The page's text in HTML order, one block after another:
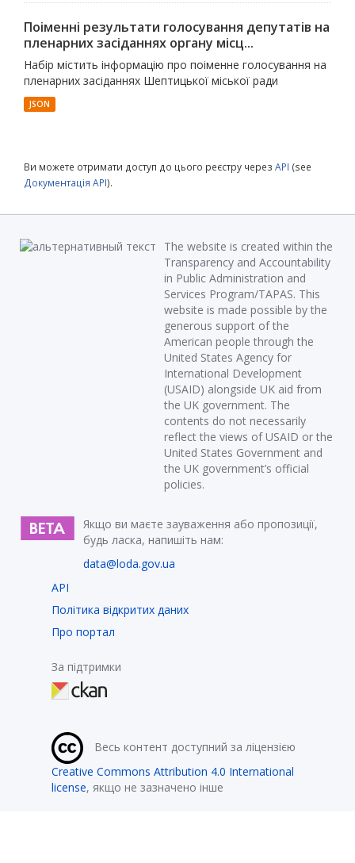
Поіменні результати голосування депутатів на
пленарних засіданнях органу місц...
Набір містить інформацію про поіменне голосування на
пленарних засіданнях Шептицької міської ради
JSON
Ви можете отримати доступ до цього реєстру через API (see
Документація API).
The website is created within the
Transparency and Accountability
in Public Administration and
Services Program/TAPAS. This
website is made possible by the
generous support of the
American people through the
United States Agency for
International Development
(USAID) alongside UK aid from
the UK government. The
contents do not necessarily
reflect the views of USAID or the
United States Government and
the UK government’s official
policies.
Якщо ви маєте зауваження або пропозиції,
будь ласка, напишіть нам:
data@loda.gov.ua
API
Політика відкритих даних
Про портал
За підтримки
Весь контент доступний за ліцензією
Creative Commons Attribution 4.0 International
license, якщо не зазначено інше